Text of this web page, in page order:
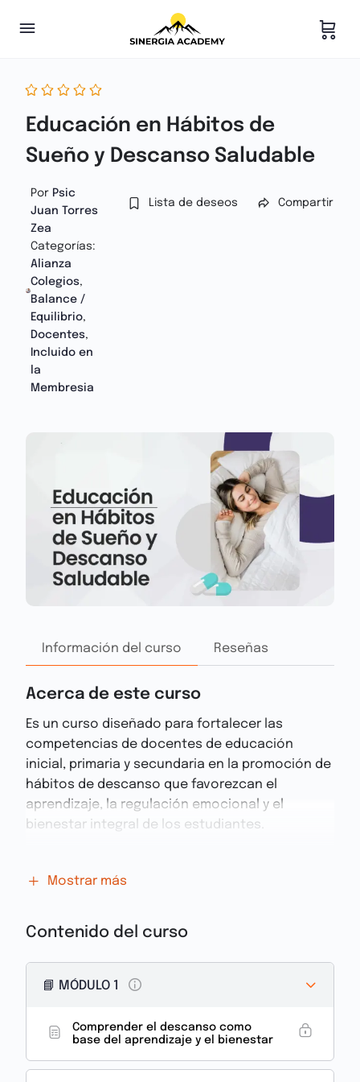
Educación en Hábitos de
Sueño y Descanso Saludable
Por Psic
Juan Torres
Zea
Categorías:
Alianza
Colegios,
Balance /
Equilibrio,
Docentes,
Incluido en
la
Membresia
Lista de deseos Compartir
Información del curso Reseñas
Acerca de este curso
Es un curso diseñado para fortalecer las
competencias de docentes de educación
inicial, primaria y secundaria en la promoción de
hábitos de descanso que favorezcan el
aprendizaje, la regulación emocional y el
bienestar integral de los estudiantes.
cómo el sueño influye directamente en la
rendimiento académico y la convivencia
psicología educativa, la neurociencia, el
counselling educativo y el trabajo articulado
señales de déficit de sueño, interpretar
adecuadamente su impacto en el aula y
desarrollar estrategias preventivas que
Mostrar más
Contenido del curso
📘 MÓDULO 1
Comprender el descanso como
base del aprendizaje y el bienestar